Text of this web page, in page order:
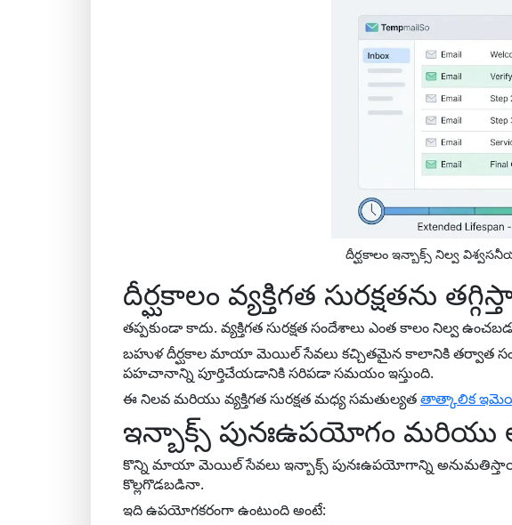
దీర్ఘకాలం ఇన్బాక్స్ నిల్వ
దీర్ఘకాలం వ్యక్తిగత సురక్షతను
తప్పకుండా కాదు. వ్యక్తిగత సురక్షత సందేశాలు ఎంత కాలం నిల్వ
బహుళ దీర్ఘకాల మాయా మెయిల్ సేవలు కచ్చితమైన కాలానికి తర్వాత
పహచానాన్ని పూర్తిచేయడానికి సరిపడా సమయం ఇస్తుంది.
ఈ నిలవ మరియు వ్యక్తిగత సురక్షత మధ్య సమతుల్యతతాత్కాలిక
ఇన్బాక్స్ పునఃఉపయోగం మరియు
కొన్ని మాయా మెయిల్ సేవలు ఇన్బాక్స్ పునఃఉపయోగాన్ని
కొల్లగొడబడినా.
ఇది ఉపయోగకరంగా ఉంటుంది అంటే: